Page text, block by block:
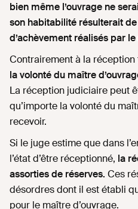
bien même l’ouvrage ne
son habitabilité résulterait
d’achèvement réalisés par
Contrairement à la réception
la volonté du maître
La réception judiciaire peut
qu’importe la volonté du
recevoir.
Si le juge estime que dans
l’état d’être réceptionné, la
assorties de réserves. Ces
désordres dont il est établi
pour le maître d’ouvrage.